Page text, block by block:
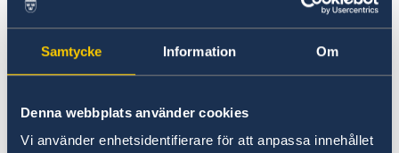
Samtycke Information Om
Denna webbplats använder cookies
Vi använder enhetsidentifierare för att anpassa innehållet
Rösta på Island
Förlust av pass på Island
Pensionsfrågor och levnadsintyg på Island
Arv på Island
Förnyelse av körkort på Island
Värnplikt
För att larma polis, ambulans eller
brandkår vid akutläge, ring
Sjukhuset i Reykjavik (Landspítali): (+354) 543